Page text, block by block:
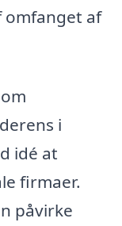
af
i
idé at
firmaer.
påvirke